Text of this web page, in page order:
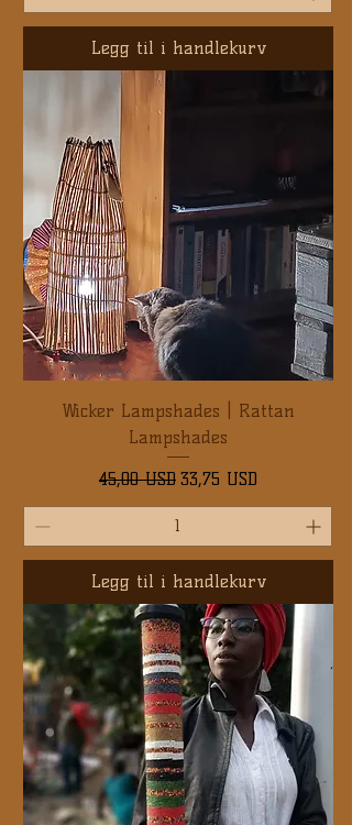
Legg til i handlekurv
Wicker Lampshades | Rattan
Lampshades
Vanlig pris
45,00 USD Salgspris
33,75 USD
Legg til i handlekurv